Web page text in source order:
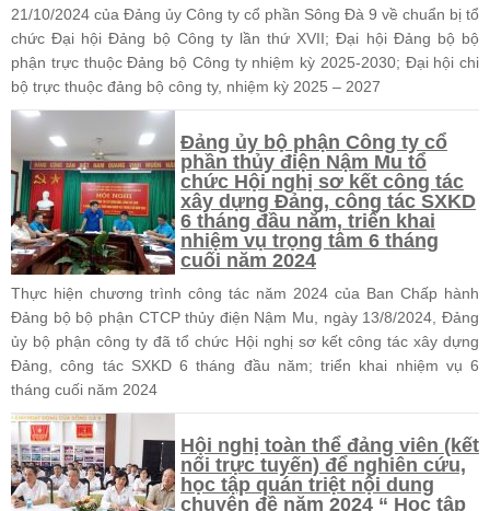
21/10/2024 của Đảng ủy Công ty cổ phần Sông Đà 9 về chuẩn bị tổ
chức Đại hội Đảng bộ Công ty lần thứ XVII; Đại hội Đảng bộ bộ
phận trực thuộc Đảng bộ Công ty nhiệm kỳ 2025-2030; Đại hội chi
bộ trực thuộc đảng bộ công ty, nhiệm kỳ 2025 – 2027
Đảng ủy bộ phận Công ty cổ
phần thủy điện Nậm Mu tổ
chức Hội nghị sơ kết công tác
xây dựng Đảng, công tác SXKD
6 tháng đầu năm, triển khai
nhiệm vụ trọng tâm 6 tháng
cuối năm 2024
Thực hiện chương trình công tác năm 2024 của Ban Chấp hành
Đảng bộ bộ phận CTCP thủy điện Nậm Mu, ngày 13/8/2024, Đảng
ủy bộ phận công ty đã tổ chức Hội nghị sơ kết công tác xây dựng
Đảng, công tác SXKD 6 tháng đầu năm; triển khai nhiệm vụ 6
tháng cuối năm 2024
Hội nghị toàn thể đảng viên (kết
nối trực tuyến) để nghiên cứu,
học tập quán triệt nội dung
chuyên đề năm 2024 “ Học tập